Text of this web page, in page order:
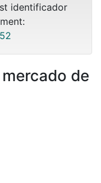
identificador
de